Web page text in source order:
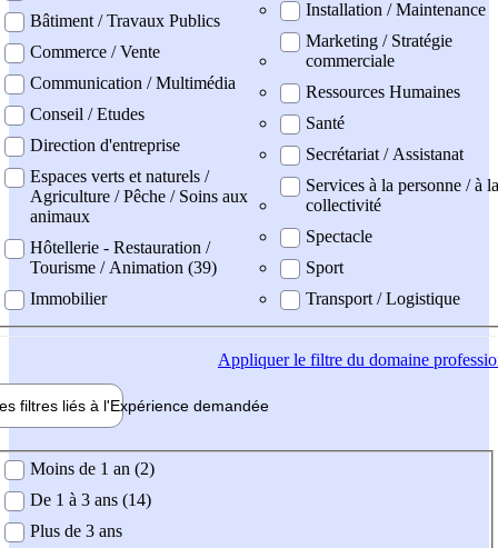
Bâtiment / Travaux Publics
Commerce / Vente
Communication / Multimédia
Conseil / Etudes
Direction d'entreprise
Espaces verts et naturels /
Agriculture / Pêche / Soins aux
animaux
Hôtellerie - Restauration /
Tourisme / Animation (39)
Immobilier
Installation / Maintenance
Marketing / Stratégie
commerciale
Ressources Humaines
Santé
Secrétariat / Assistanat
Services à la personne / à la
collectivité
Spectacle
Sport
Transport / Logistique
Appliquerle filtre du domaine
filtres liés à l'Expérience demandée
demandée
Moins de 1 an (2)
De 1 à 3 ans (14)
Plus de 3 ans